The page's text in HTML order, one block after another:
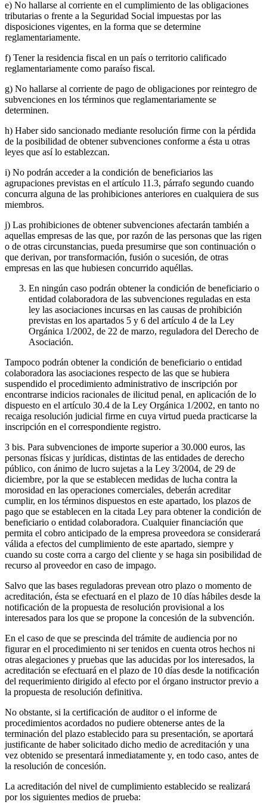
e) No hallarse al corriente en el cumplimiento de las obligaciones
tributarias o frente a la Seguridad Social impuestas por las
disposiciones vigentes, en la forma que se determine
reglamentariamente.
f) Tener la residencia fiscal en un país o territorio calificado
reglamentariamente como paraíso fiscal.
g) No hallarse al corriente de pago de obligaciones por reintegro de
subvenciones en los términos que reglamentariamente se
determinen.
h) Haber sido sancionado mediante resolución firme con la pérdida
de la posibilidad de obtener subvenciones conforme a ésta u otras
leyes que así lo establezcan.
i) No podrán acceder a la condición de beneficiarios las
agrupaciones previstas en el artículo 11.3, párrafo segundo cuando
concurra alguna de las prohibiciones anteriores en cualquiera de sus
miembros.
j) Las prohibiciones de obtener subvenciones afectarán también a
aquellas empresas de las que, por razón de las personas que las rigen
o de otras circunstancias, pueda presumirse que son continuación o
que derivan, por transformación, fusión o sucesión, de otras
empresas en las que hubiesen concurrido aquéllas.
En ningún caso podrán obtener la condición de beneficiario o
entidad colaboradora de las subvenciones reguladas en esta
ley las asociaciones incursas en las causas de prohibición
previstas en los apartados 5 y 6 del artículo 4 de la Ley
Orgánica 1/2002, de 22 de marzo, reguladora del Derecho de
Asociación.
Tampoco podrán obtener la condición de beneficiario o entidad
colaboradora las asociaciones respecto de las que se hubiera
suspendido el procedimiento administrativo de inscripción por
encontrarse indicios racionales de ilicitud penal, en aplicación de lo
dispuesto en el artículo 30.4 de la Ley Orgánica 1/2002, en tanto no
recaiga resolución judicial firme en cuya virtud pueda practicarse la
inscripción en el correspondiente registro.
3 bis. Para subvenciones de importe superior a 30.000 euros, las
personas físicas y jurídicas, distintas de las entidades de derecho
público, con ánimo de lucro sujetas a la Ley 3/2004, de 29 de
diciembre, por la que se establecen medidas de lucha contra la
morosidad en las operaciones comerciales, deberán acreditar
cumplir, en los términos dispuestos en este apartado, los plazos de
pago que se establecen en la citada Ley para obtener la condición de
beneficiario o entidad colaboradora. Cualquier financiación que
permita el cobro anticipado de la empresa proveedora se considerará
válida a efectos del cumplimiento de este apartado, siempre y
cuando su coste corra a cargo del cliente y se haga sin posibilidad de
recurso al proveedor en caso de impago.
Salvo que las bases reguladoras prevean otro plazo o momento de
acreditación, ésta se efectuará en el plazo de 10 días hábiles desde la
notificación de la propuesta de resolución provisional a los
interesados para los que se propone la concesión de la subvención.
En el caso de que se prescinda del trámite de audiencia por no
figurar en el procedimiento ni ser tenidos en cuenta otros hechos ni
otras alegaciones y pruebas que las aducidas por los interesados, la
acreditación se efectuará en el plazo de 10 días desde la notificación
del requerimiento dirigido al efecto por el órgano instructor previo a
la propuesta de resolución definitiva.
No obstante, si la certificación de auditor o el informe de
procedimientos acordados no pudiere obtenerse antes de la
terminación del plazo establecido para su presentación, se aportará
justificante de haber solicitado dicho medio de acreditación y una
vez obtenido se presentará inmediatamente y, en todo caso, antes de
la resolución de concesión.
La acreditación del nivel de cumplimiento establecido se realizará
por los siguientes medios de prueba: